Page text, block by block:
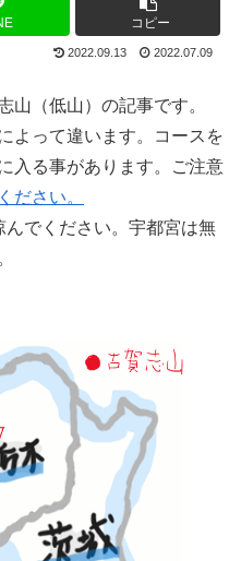
コピー
2022.09.13 2022.07.09
（低山）の記事です。
よって違います。コースを
入る事があります。ご注意
ださい。
でください。宇都宮は無